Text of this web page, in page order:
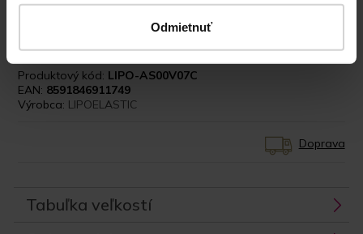
Odmietnuť
Produktový kód: LIPO-AS00V07C
EAN: 8591846911749
Výrobca: LIPOELASTIC
Doprava
Tabuľka veľkostí